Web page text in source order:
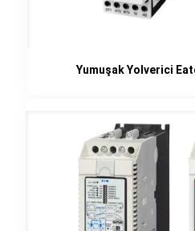
Yumuşak Yolverici